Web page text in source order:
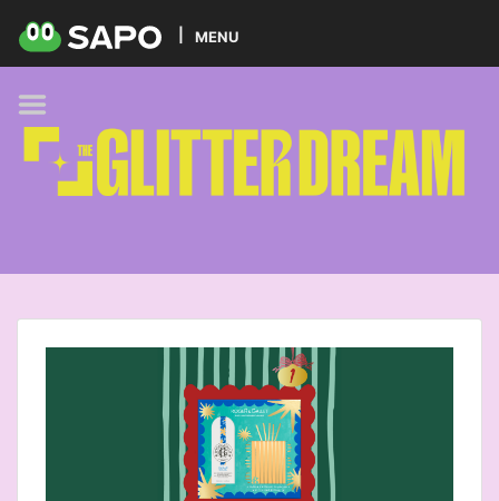
MENU
HOME
PODCAST
GLITTER BRANDS
KIDS
TREND